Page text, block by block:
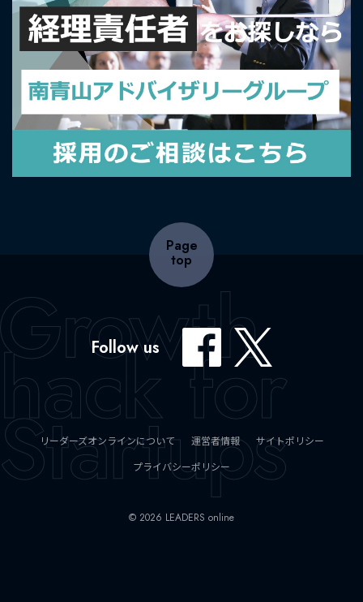
Page
top
Follow us
リーダーズオンラインについて 運営者情報
サイトポリシー
プライバシーポリシー
© 2026 LEADERS online